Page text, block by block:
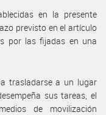
en la presente
previsto en el artículo
por las fijadas en una
trasladarse a un lugar
sus tareas, el
de movilización